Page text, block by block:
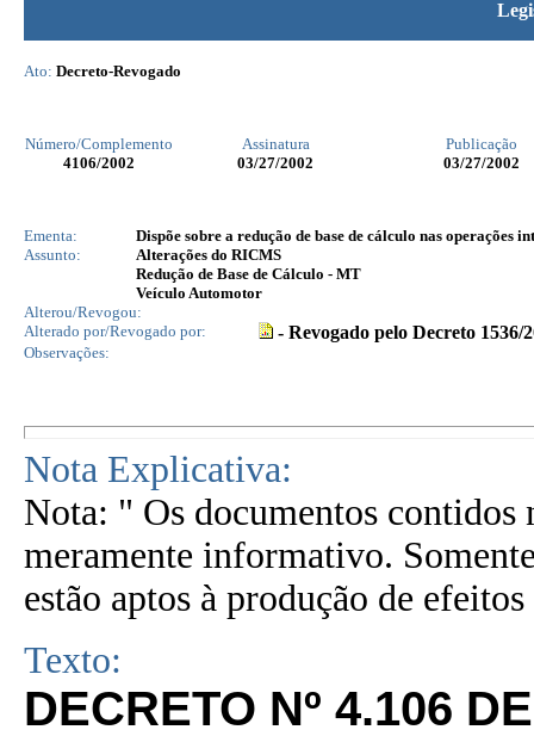
Ato: Decreto-Revogado
Número/Complemento Assinatura
Publicação
4106/2002 03/27/2002 03/27/2002
Ementa:
Dispõe sobre a redução de base de cálculo nas operações
Assunto:
Alterações do RICMS
Redução de Base de Cálculo - MT
Veículo Automotor
Alterou/Revogou:
Alterado por/Revogado por:
- Revogado pelo Decreto 1536/
Observações:
Nota Explicativa:
Nota: " Os documentos contidos
meramente informativo.
estão aptos à produção de
Texto:
DECRETO Nº 4.106